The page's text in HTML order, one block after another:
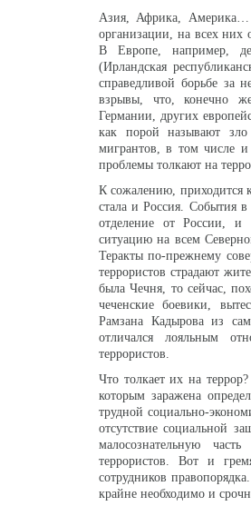
Азия, Африка, Америка…
организации, на всех них
В Европе, например,
(Ирландская
справедливой борьбе за
взрывы, что, конечно
Германии, других
как порой называют
мигрантов, в том числе
проблемы толкают на
К сожалению, приходится
стала и Россия. События в
отделение от России, и
ситуацию на всем
Теракты по-прежнему
террористов страдают
была Чечня, то сейчас,
чеченские боевики,
Рамзана Кадырова из
отличался лояльным
террористов.
Что толкает их на
которым заражена
трудной социально-
отсутствие социальной
малосознательную
террористов. Вот и
сотрудников
крайне необходимо и